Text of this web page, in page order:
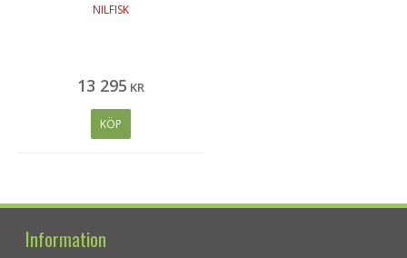
NILFISK
13 295 KR
KÖP
Information